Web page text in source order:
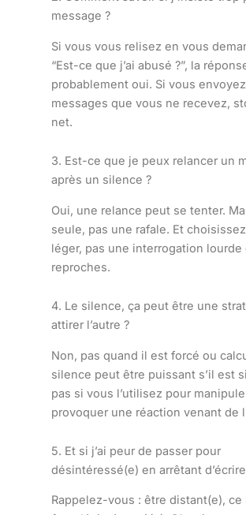
message ?
Si vous vous relisez en vous
“Est-ce que j’ai abusé ?”, la
probablement oui. Si vous
messages que vous ne recevez,
net.
3. Est-ce que je peux relancer un
après un silence ?
Oui, une relance peut se tenter.
seule, pas une rafale. Et
léger, pas une interrogation lourde
reproches.
4. Le silence, ça peut être une
attirer l’autre ?
Non, pas quand il est forcé ou
silence peut être puissant s’il est
pas si vous l’utilisez pour
provoquer une réaction venant de
5. Et si j’ai peur de passer pour
désintéressé(e) en arrêtant
Rappelez-vous : être distant(e), ce